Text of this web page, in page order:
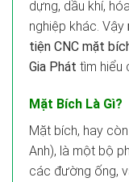
dựng, dầu khí,
nghiệp khác. Vậy
tiện CNC mặt
Gia Phát tìm hiểu
Mặt Bích Là Gì?
Mặt bích, hay
Anh), là một bộ
các đường ống,